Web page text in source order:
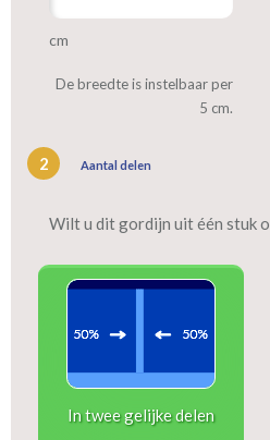
cm
De breedte is instelbaar per
5 cm.
2 Aantal delen
Wilt u dit gordijn uit één stuk
In twee gelijke delen